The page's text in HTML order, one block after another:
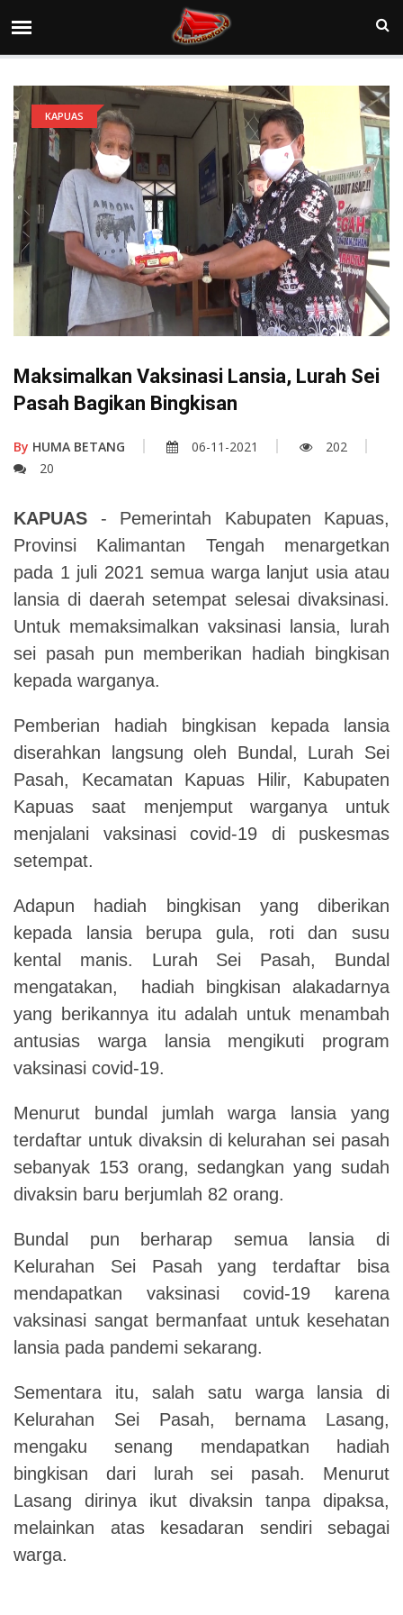
KAPUAS
Maksimalkan Vaksinasi Lansia, Lurah Sei
Pasah Bagikan Bingkisan
By HUMA BETANG 06-11-2021
202
20
KAPUAS - Pemerintah Kabupaten Kapuas,
Provinsi Kalimantan Tengah menargetkan
pada 1 juli 2021 semua warga lanjut usia atau
lansia di daerah setempat selesai divaksinasi.
Untuk memaksimalkan vaksinasi lansia, lurah
sei pasah pun memberikan hadiah bingkisan
kepada warganya.
Pemberian hadiah bingkisan kepada lansia
diserahkan langsung oleh Bundal, Lurah Sei
Pasah, Kecamatan Kapuas Hilir, Kabupaten
Kapuas saat menjemput warganya untuk
menjalani vaksinasi covid-19 di puskesmas
setempat.
Adapun hadiah bingkisan yang diberikan
kepada lansia berupa gula, roti dan susu
kental manis. Lurah Sei Pasah, Bundal
mengatakan, hadiah bingkisan alakadarnya
yang berikannya itu adalah untuk menambah
antusias warga lansia mengikuti program
vaksinasi covid-19.
Menurut bundal jumlah warga lansia yang
terdaftar untuk divaksin di kelurahan sei pasah
sebanyak 153 orang, sedangkan yang sudah
divaksin baru berjumlah 82 orang.
Bundal pun berharap semua lansia di
Kelurahan Sei Pasah yang terdaftar bisa
mendapatkan vaksinasi covid-19 karena
vaksinasi sangat bermanfaat untuk kesehatan
lansia pada pandemi sekarang.
Sementara itu, salah satu warga lansia di
Kelurahan Sei Pasah, bernama Lasang,
mengaku senang mendapatkan hadiah
bingkisan dari lurah sei pasah. Menurut
Lasang dirinya ikut divaksin tanpa dipaksa,
melainkan atas kesadaran sendiri sebagai
warga.